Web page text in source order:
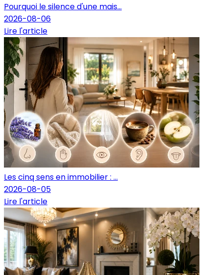
Pourquoi le silence d'une mais...
2026-08-06
Lire l'article
Les cinq sens en immobilier : ...
2026-08-05
Lire l'article